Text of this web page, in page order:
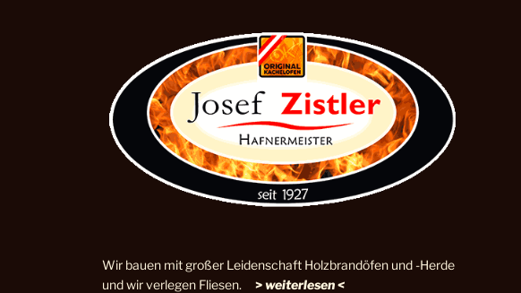
Wir bauen mit großer Leidenschaft Holzbrandöfen und -Herde
und wir verlegen Fliesen. >weiterlesen <